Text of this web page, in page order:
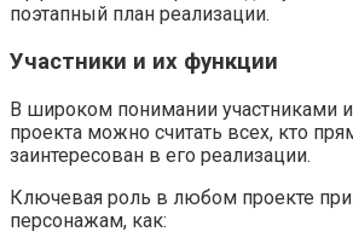
поэтапный план реализации.
Участники и их функции
В широком понимании участниками
проекта можно считать всех, кто
заинтересован в его реализации.
Ключевая роль в любом проекте
персонажам, как: